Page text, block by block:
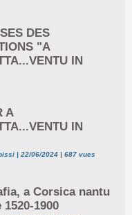
DES
"A
IN
A
IN
| 22/06/2024 | 687 vues
a Corsica nantu
1900